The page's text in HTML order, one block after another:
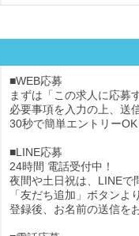
■WEB応募
まずは「この求人に応募
必要事項を入力の上、送
30秒で簡単エントリーOK
■LINE応募
24時間 電話受付中！
夜間や土日祝は、LINEで
「友だち追加」ボタンよ
登録後、お名前の送信を